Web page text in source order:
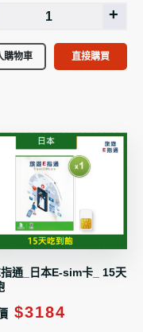
+
購物車 直接購買
通_日本E-sim卡_ 15天
$3184